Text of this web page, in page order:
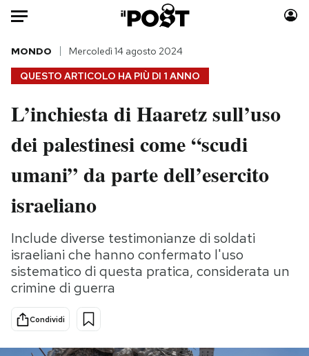
Auto
HOME
Italia
Politica
Tecnologia
Scienza
Cultura
Economia
Sport
Moda
Consumismi
Storie/Idee
Europa
Altrecose
Mondiali calcio 2026
QUESTO ARTICOLO HA PIÙ DI 1 ANNO
MONDO Mercoledì 14 agosto 2024
L’inchiesta di Haaretz sull’uso
dei palestinesi come “scudi
umani” da parte dell’esercito
israeliano
Include diverse testimonianze di soldati
israeliani che hanno confermato l'uso
sistematico di questa pratica, considerata un
crimine di guerra
Condividi